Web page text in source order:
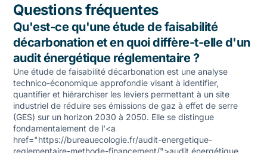
Questions fréquentes
Qu'est-ce qu'une étude de faisabilité
décarbonation et en quoi diffère-t-elle d'un
audit énergétique réglementaire ?
Une étude de faisabilité décarbonation est une analyse
technico-économique approfondie visant à identifier,
quantifier et hiérarchiser les leviers permettant à un site
industriel de réduire ses émissions de gaz à effet de serre
(GES) sur un horizon 2030 à 2050. Elle se distingue
fondamentalement de l'<a
href="https://bureauecologie.fr/audit-energetique-
reglementaire-methode-financement/">audit énergétique